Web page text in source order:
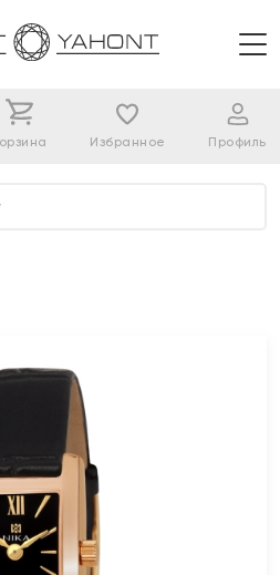
Избранное Профиль